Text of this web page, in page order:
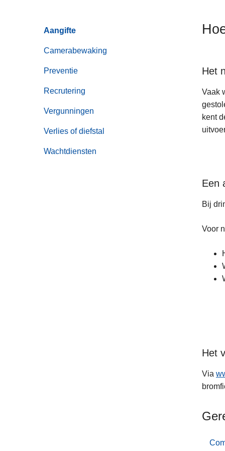
Aangifte
Camerabewaking
Preventie
Recrutering
Vergunningen
Verlies of diefstal
Wachtdiensten
Het
Vaak
kent
Een
Bij
Voor
Het
Via